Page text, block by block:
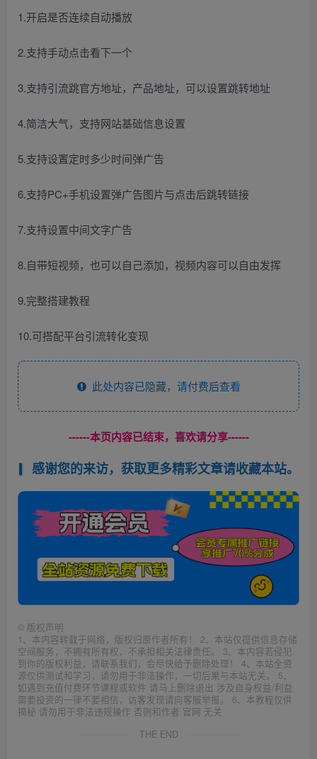
1.开启是否连续自动播放
2.支持手动点击看下一个
3.支持引流跳官方地址，产品地址，可以设置跳转地址
4.简洁大气，支持网站基础信息设置
5.支持设置定时多少时间弹广告
6.支持PC+手机设置弹广告图片与点击后跳转链接
7.支持设置中间文字广告
8.自带短视频，也可以自己添加，视频内容可以自由发挥
9.完整搭建教程
10.可搭配平台引流转化变现
此处内容已隐藏，请付费后查看
------本页内容已结束，喜欢请分享------
感谢您的来访，获取更多精彩文章请收藏本站。
© 版权声明
1、本内容转载于网络，版权归原作者所有！ 2、本站仅提供信息存储
空间服务，不拥有所有权，不承担相关法律责任。 3、本内容若侵犯
到你的版权利益，请联系我们，会尽快给予删除处理！ 4、本站全资
源仅供测试和学习，请勿用于非法操作，一切后果与本站无关。 5、
如遇到充值付费环节课程或软件 请马上删除退出 涉及自身权益/利益
需要投资的一律不要相信，访客发现请向客服举报。 6、本教程仅供
揭秘 请勿用于非法违规操作 否则和作者 官网 无关
THE END